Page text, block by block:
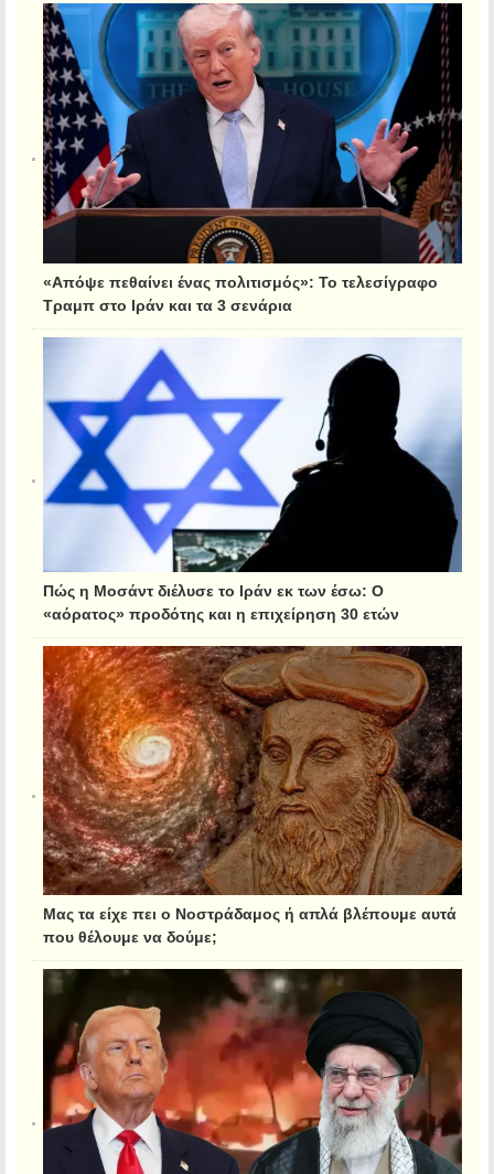
«Απόψε πεθαίνει ένας πολιτισμός»: Το τελεσίγραφο
Τραμπ στο Ιράν και τα 3 σενάρια
Πώς η Μοσάντ διέλυσε το Ιράν εκ των έσω: Ο
«αόρατος» προδότης και η επιχείρηση 30 ετών
Μας τα είχε πει ο Νοστράδαμος ή απλά βλέπουμε αυτά
που θέλουμε να δούμε;